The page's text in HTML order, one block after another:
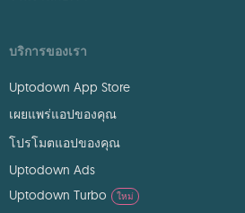
บริการของเรา
Uptodown App Store
เผยแพร่แอปของคุณ
โปรโมตแอปของคุณ
Uptodown Ads
Uptodown Turbo
ใหม่